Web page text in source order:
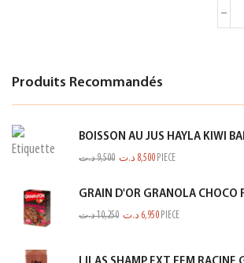
Produits Recommandés
BOISSON AU JUS HAYLA KIWI
9,500د.ت 8,500 د.ت PIECE
GRAIN D'OR GRANOLA CHOCO
10,250د.ت 6,950 د.ت PIECE